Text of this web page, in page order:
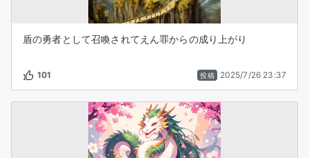
盾の勇者として召喚されてえん罪からの成り上がり
101 投稿 2025/7/26 23:37